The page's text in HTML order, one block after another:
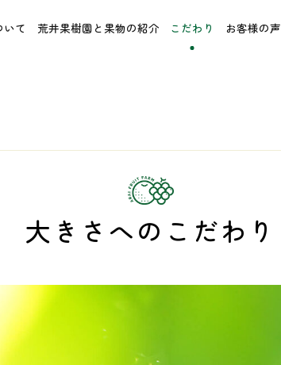
いて 荒井果樹園と果物の紹介 こだわり お客様の声
大きさへのこだわり